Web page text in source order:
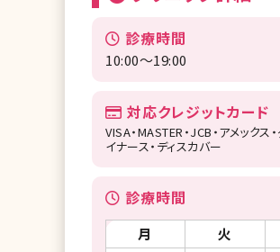
診療時間
10:00〜19:00
対応クレジットカード
VISA・MASTER・JCB・アメックス
イナース・ディスカバー
診療時間
月 火